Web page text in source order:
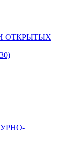
ОТКРЫТЫХ